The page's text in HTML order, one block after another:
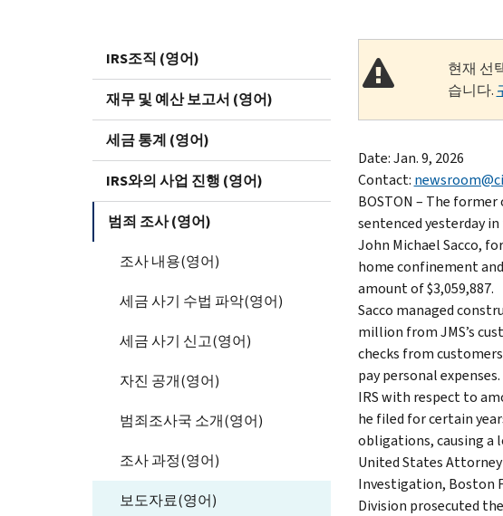
IRS조직 (영어)
재무 및 예산 보고서 (영어)
세금 통계 (영어)
IRS와의 사업 진행 (영어)
범죄 조사 (영어)
조사 내용(영어)
세금 사기 수법 파악(영어)
세금 사기 신고(영어)
자진 공개(영어)
범죄조사국 소개(영어)
조사 과정(영어)
보도자료(영어)
현재 선
습니다.
Date: Jan. 9, 2026
Contact:
BOSTON – The
sentenced yesterday
John Michael Sacco,
home confinement
amount of $3,059,887.
Sacco managed
million from JMS’s
checks from
pay personal
IRS with respect to
he filed for certain
obligations, causing a
United States Attorney
Investigation, Boston
Division prosecuted